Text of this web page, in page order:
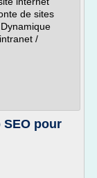
de sites
/
SEO pour